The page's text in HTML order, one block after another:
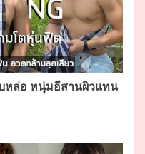
หล่อ หนุ่มอีสานผิวแทน